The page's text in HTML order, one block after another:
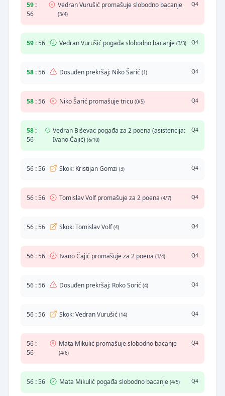
59:
56
Vedran Vurušić promašuje slobodno bacanje
(3/4)
Q4
59:56 Vedran Vurušić pogađa slobodno bacanje (3/3) Q4
58:56 Dosuđen prekršaj: Niko Šarić (1) Q4
58:56 Niko Šarić promašuje tricu (0/5) Q4
58:
56
Vedran Biševac pogađa za 2 poena (asistencija:
Ivano Čajić) (6/10)
Q4
56:56 Skok: Kristijan Gomzi (3) Q4
56:56 Tomislav Volf promašuje za 2 poena (4/7) Q4
56:56 Skok: Tomislav Volf(4) Q4
56:56 Ivano Čajić promašuje za 2 poena (1/4) Q4
56:56 Dosuđen prekršaj: Roko Sorić (4) Q4
56:56 Skok: Vedran Vurušić (14) Q4
56:
56
Mata Mikulić promašuje slobodno bacanje
(4/6)
Q4
56:56 Mata Mikulić pogađa slobodno bacanje (4/5) Q4